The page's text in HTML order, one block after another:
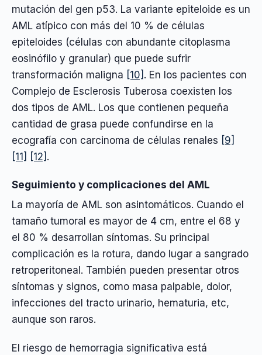
mutación del gen p53. La variante epiteloide es un
AML atípico con más del 10 % de células
epiteloides (células con abundante citoplasma
eosinófilo y granular) que puede sufrir
transformación maligna [10] . En los pacientes con
Complejo de Esclerosis Tuberosa coexisten los
dos tipos de AML. Los que contienen pequeña
cantidad de grasa puede confundirse en la
ecografía con carcinoma de células renales [9]
[11] [12] .
Seguimiento y complicaciones del AML
La mayoría de AML son asintomáticos. Cuando el
tamaño tumoral es mayor de 4 cm, entre el 68 y
el 80 % desarrollan síntomas. Su principal
complicación es la rotura, dando lugar a sangrado
retroperitoneal. También pueden presentar otros
síntomas y signos, como masa palpable, dolor,
infecciones del tracto urinario, hematuria, etc,
aunque son raros.
El riesgo de hemorragia significativa está